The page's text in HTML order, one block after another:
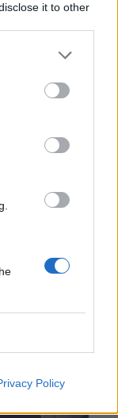
it to other
Policy